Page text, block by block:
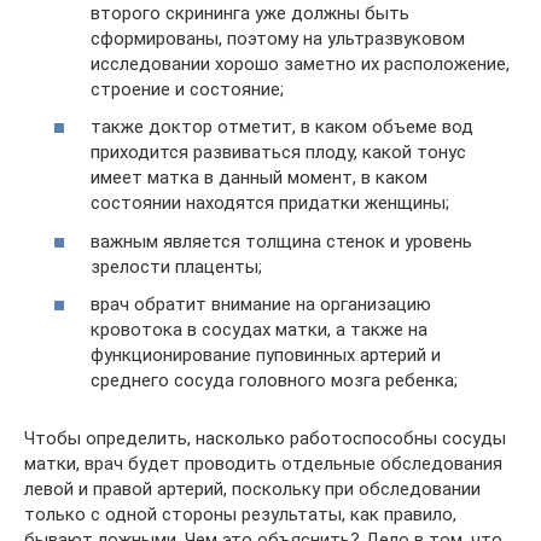
второго скрининга уже должны быть
сформированы, поэтому на ультразвуковом
исследовании хорошо заметно их расположение,
строение и состояние;
также доктор отметит, в каком объеме вод
приходится развиваться плоду, какой тонус
имеет матка в данный момент, в каком
состоянии находятся придатки женщины;
важным является толщина стенок и уровень
зрелости плаценты;
врач обратит внимание на организацию
кровотока в сосудах матки, а также на
функционирование пуповинных артерий и
среднего сосуда головного мозга ребенка;
Чтобы определить, насколько работоспособны сосуды
матки, врач будет проводить отдельные обследования
левой и правой артерий, поскольку при обследовании
только с одной стороны результаты, как правило,